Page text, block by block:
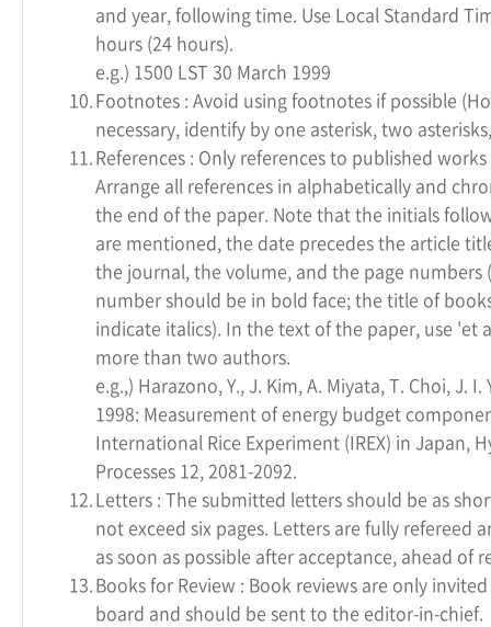
and year, following time. Use Local Standard
hours (24 hours).
e.g.) 1500 LST 30 March 1999
10.Footnotes : Avoid using footnotes if possible
necessary, identify by one asterisk, two
11.References : Only references to published
Arrange all references in alphabetically and
the end of the paper. Note that the initials
are mentioned, the date precedes the article
the journal, the volume, and the page numbers
number should be in bold face; the title of
indicate italics). In the text of the paper, use 'et
more than two authors.
e.g.,) Harazono, Y., J. Kim, A. Miyata, T. Choi, J. I.
1998: Measurement of energy budget
International Rice Experiment (IREX) in Japan,
Processes 12, 2081-2092.
12.Letters : The submitted letters should be as
not exceed six pages. Letters are fully refereed
as soon as possible after acceptance, ahead of
13.Books for Review : Book reviews are only
board and should be sent to the editor-in-chief.